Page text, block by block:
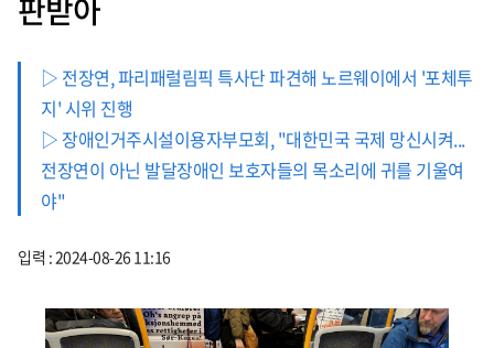
판받아
▷ 전장연, 파리패럴림픽 특사단 파견해 노르웨이에서 '포체투
지' 시위 진행
▷ 장애인거주시설이용자부모회, "대한민국 국제 망신시켜...
전장연이 아닌 발달장애인 보호자들의 목소리에 귀를 기울여
야"
입력 : 2024-08-26 11:16